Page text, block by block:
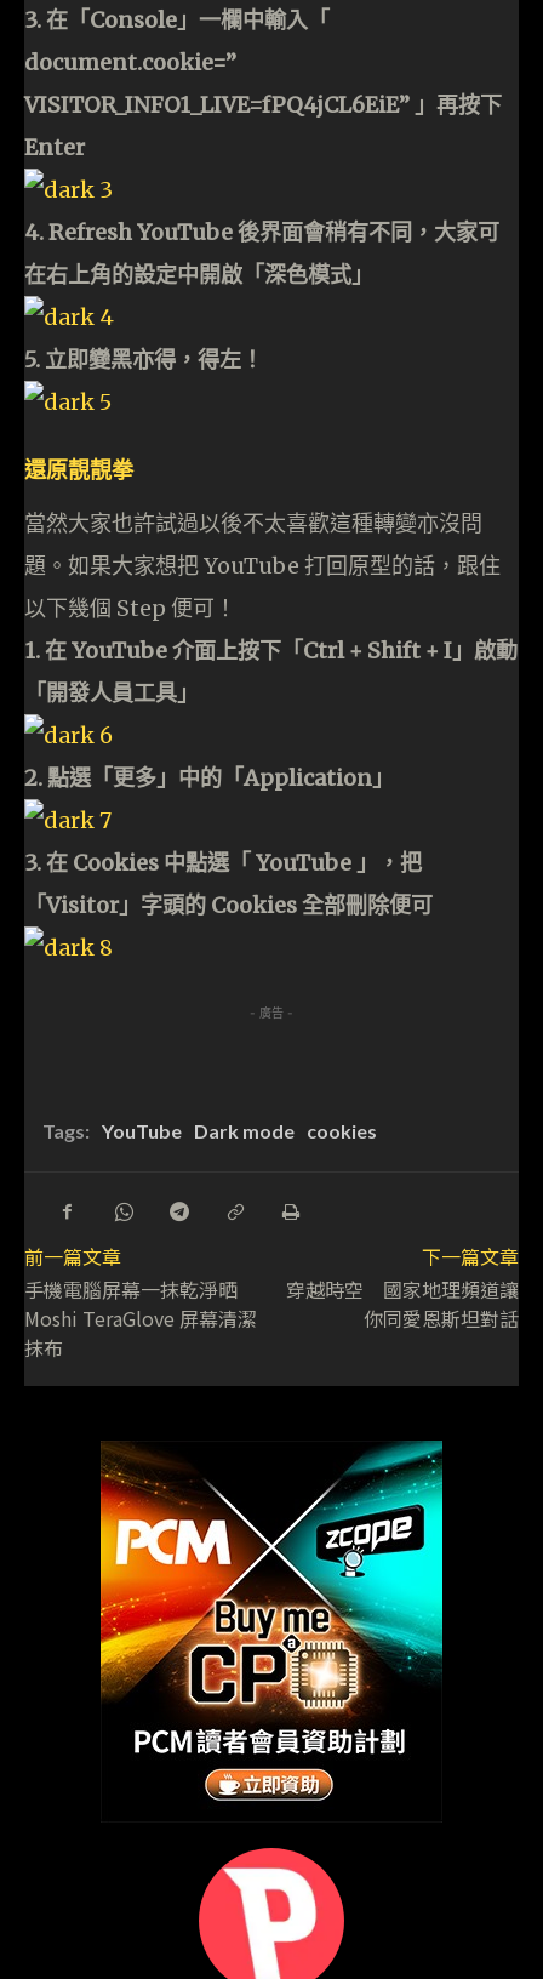
3. 在「Console」一欄中輸入「
document.cookie=”
VISITOR_INFO1_LIVE=fPQ4jCL6EiE” 」再按下
Enter
4. Refresh YouTube 後界面會稍有不同，大家可
在右上角的設定中開啟「深色模式」
5. 立即變黑亦得，得左！
還原靚靚拳
當然大家也許試過以後不太喜歡這種轉變亦沒問
題。如果大家想把 YouTube 打回原型的話，跟住
以下幾個 Step 便可！
1. 在 YouTube 介面上按下「Ctrl + Shift + I」啟動
「開發人員工具」
2. 點選「更多」中的「Application」
3. 在 Cookies 中點選「 YouTube 」，把
「Visitor」字頭的 Cookies 全部刪除便可
- 廣告 -
Tags: YouTube Dark mode cookies
前一篇文章
手機電腦屏幕一抹乾淨晒
Moshi TeraGlove 屏幕清潔
抹布
下一篇文章
穿越時空 國家地理頻道讓
你同愛恩斯坦對話